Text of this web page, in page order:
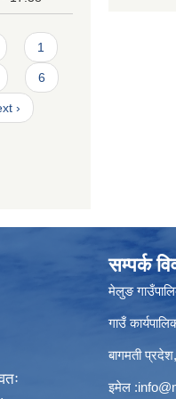
1
6
›
सम्पर्क
मेलुङ
गाउँ
बागमती
इमेल :